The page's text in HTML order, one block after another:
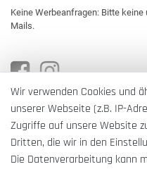
Keine Werbeanfragen: Bitte
Mails.
Wir verwenden Cookies und
unserer Webseite (z.B. IP-
Zugriffe auf unsere Website
Dritten, die wir in den
Die Datenverarbeitung kann